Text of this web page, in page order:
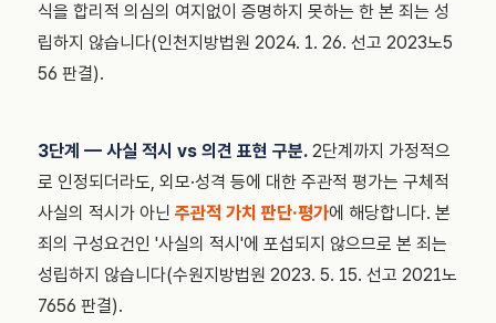
식을 합리적 의심의 여지없이 증명하지 못하는 한 본 죄는 성
립하지 않습니다(인천지방법원 2024. 1. 26. 선고 2023노5
56 판결).
3단계 — 사실 적시 vs 의견 표현 구분. 2단계까지 가정적으
로 인정되더라도, 외모·성격 등에 대한 주관적 평가는 구체적
사실의 적시가 아닌 주관적 가치 판단·평가에 해당합니다. 본
죄의 구성요건인 '사실의 적시'에 포섭되지 않으므로 본 죄는
성립하지 않습니다(수원지방법원 2023. 5. 15. 선고 2021노
7656 판결).